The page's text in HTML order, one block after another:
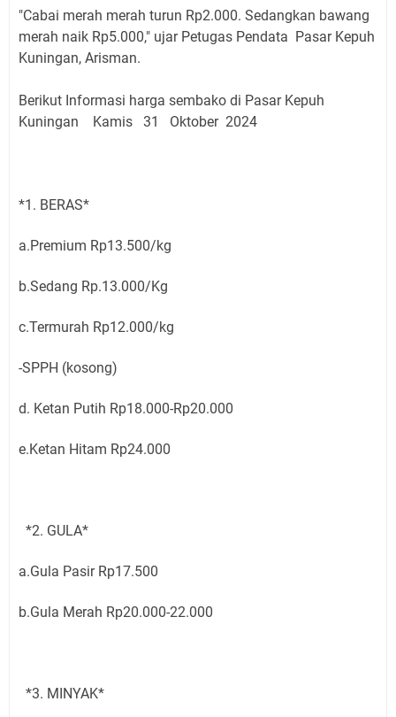
"Cabai merah merah turun Rp2.000. Sedangkan bawang
merah naik Rp5.000," ujar Petugas Pendata Pasar Kepuh
Kuningan, Arisman.
Berikut Informasi harga sembako di Pasar Kepuh
Kuningan
Kamis 31 Oktober 2024
*1. BERAS*
a.Premium Rp13.500/kg
b.Sedang Rp.13.000/Kg
c.Termurah Rp12.000/kg
-SPPH (kosong)
d. Ketan Putih Rp18.000-Rp20.000
e.Ketan Hitam Rp24.000
*2. GULA*
a.Gula Pasir Rp17.500
b.Gula Merah Rp20.000-22.000
*3. MINYAK*